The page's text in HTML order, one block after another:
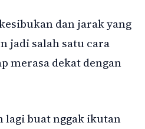
dan jarak yang
jadi salah satu cara
merasa dekat dengan
lagi buat nggak ikutan